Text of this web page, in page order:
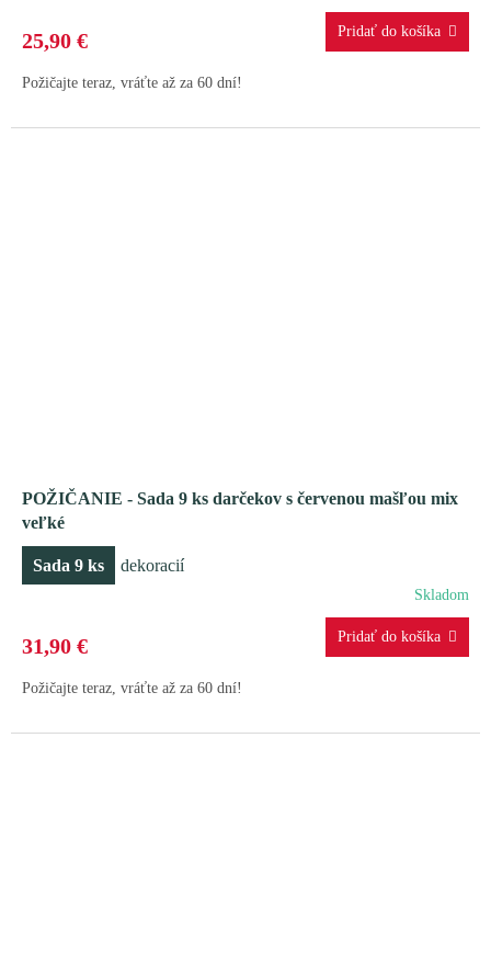
25,90 €
Požičajte teraz, vráťte až za 60 dní!
POŽIČANIE - Sada 9 ks darčekov s červenou mašľou mix
veľké
Sada 9 ks dekoracií
Skladom
31,90 €
Požičajte teraz, vráťte až za 60 dní!